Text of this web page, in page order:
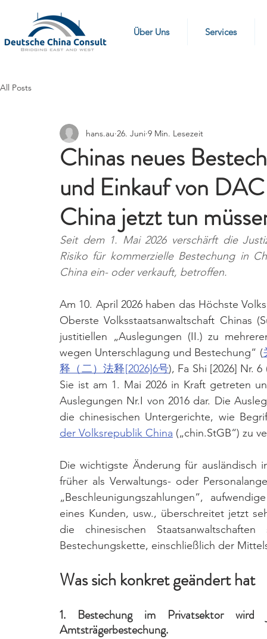
Über Uns Services
All Posts
Chinas neues
und Einkauf von
China jetzt tun
hans.au 26. Juni 9 Min. Lesezeit
Seit dem 1. Mai 2026 verschärft die
Risiko für kommerzielle Bestechung in
China ein- oder verkauft, betroffen.
Am 10. April 2026 haben das Höchste
Oberste Volksstaatsanwaltschaft Chinas
justitiellen „Auslegungen (II.) zu
wegen Unterschlagung und Bestechung“ (
释（二）法释[2026]6号), Fa Shi [2026] Nr.
Sie ist am 1. Mai 2026 in Kraft getreten
Auslegungen Nr.I von 2016 dar. Die
die chinesischen Untergerichte, wie
der Volksrepublik China („chin.StGB“) zu
Die wichtigste Änderung für ausländisch
früher als Verwaltungs- oder
„Beschleunigungszahlungen“,
eines Kunden, usw., überschreitet jetzt
die chinesischen
Bestechungskette, einschließlich der
Was sich konkret geändert hat
1. Bestechung im Privatsektor
Amtsträgerbestechung.